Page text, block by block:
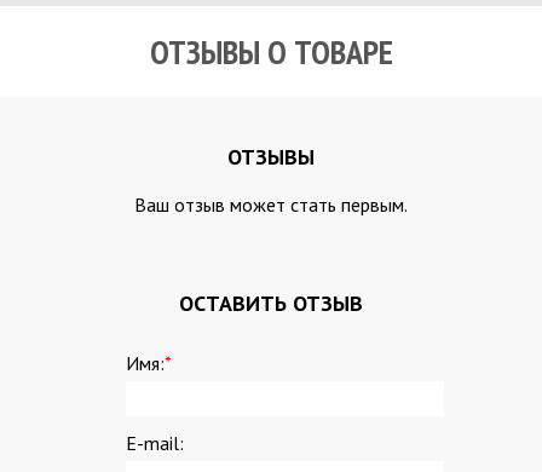
ОТЗЫВЫ О ТОВАРЕ
ОТЗЫВЫ
Ваш отзыв может стать первым.
ОСТАВИТЬ ОТЗЫВ
Имя:*
E-mail: